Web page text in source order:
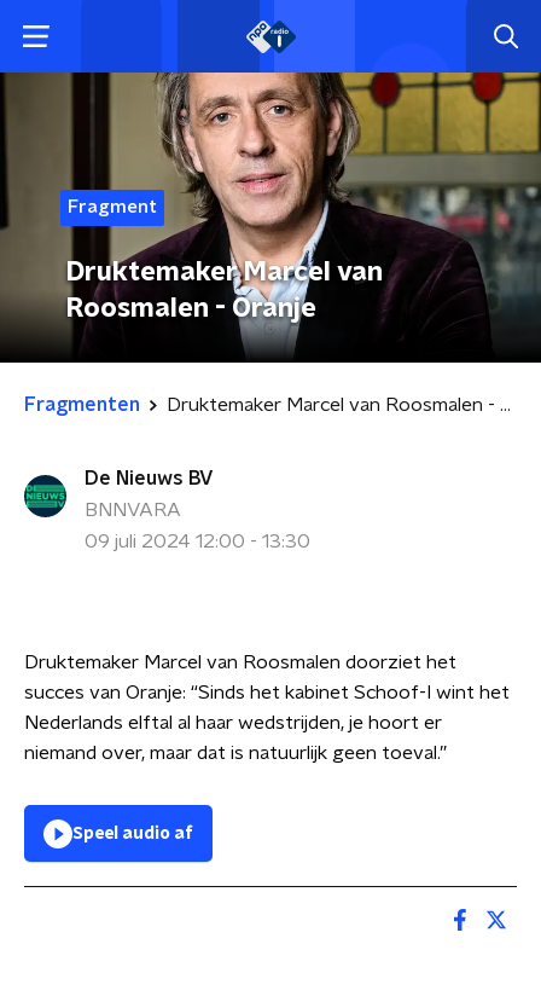
Fragment
Druktemaker Marcel van
Roosmalen - Oranje
Fragmenten Druktemaker Marcel van Roosmalen - Oranje
De Nieuws BV
BNNVARA
09 juli 2024 12:00 - 13:30
Druktemaker Marcel van Roosmalen doorziet het
succes van Oranje: “Sinds het kabinet Schoof-I wint het
Nederlands elftal al haar wedstrijden, je hoort er
niemand over, maar dat is natuurlijk geen toeval.”
Speel audio af